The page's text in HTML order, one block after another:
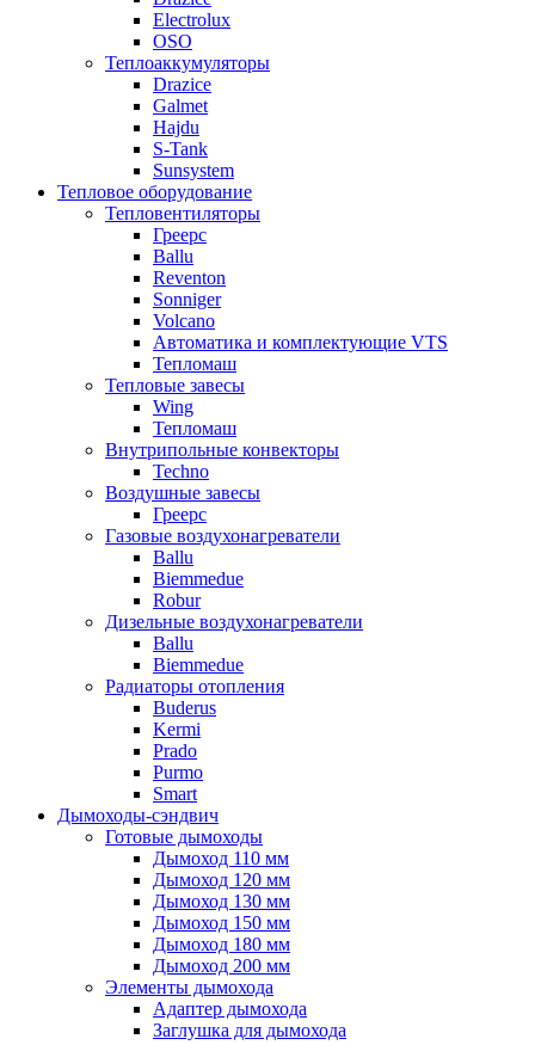
Electrolux
OSO
Теплоаккумуляторы
Drazice
Galmet
Hajdu
S-Tank
Sunsystem
Тепловое оборудование
Тепловентиляторы
Греерс
Ballu
Reventon
Sonniger
Volcano
Автоматика и комплектующие VTS
Тепломаш
Тепловые завесы
Wing
Тепломаш
Внутрипольные конвекторы
Techno
Воздушные завесы
Греерс
Газовые воздухонагреватели
Ballu
Biemmedue
Robur
Дизельные воздухонагреватели
Ballu
Biemmedue
Радиаторы отопления
Buderus
Kermi
Prado
Purmo
Smart
Дымоходы-сэндвич
Готовые дымоходы
Дымоход 110 мм
Дымоход 120 мм
Дымоход 130 мм
Дымоход 150 мм
Дымоход 180 мм
Дымоход 200 мм
Элементы дымохода
Адаптер дымохода
Заглушка для дымохода